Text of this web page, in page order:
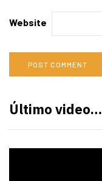
Website
Último video…